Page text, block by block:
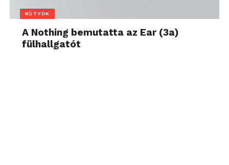
KÜTYÜK
A Nothing bemutatta az Ear (3a)
fülhallgatót